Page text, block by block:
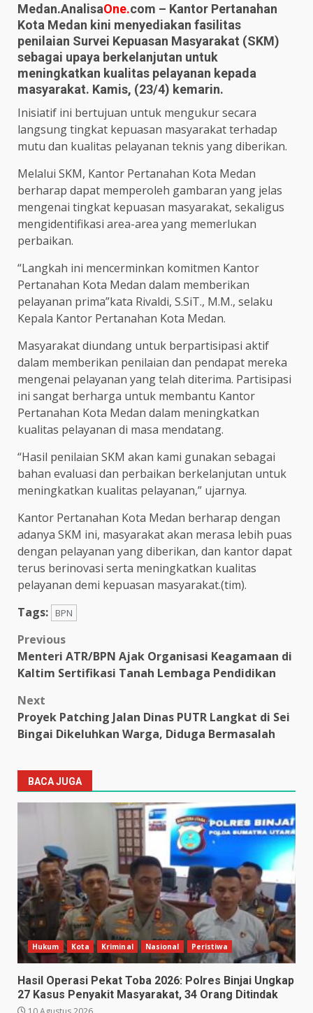
Medan.AnalisaOne.com – Kantor Pertanahan
Kota Medan kini menyediakan fasilitas
penilaian Survei Kepuasan Masyarakat (SKM)
sebagai upaya berkelanjutan untuk
meningkatkan kualitas pelayanan kepada
masyarakat. Kamis, (23/4) kemarin.
Inisiatif ini bertujuan untuk mengukur secara
langsung tingkat kepuasan masyarakat terhadap
mutu dan kualitas pelayanan teknis yang diberikan.
Melalui SKM, Kantor Pertanahan Kota Medan
berharap dapat memperoleh gambaran yang jelas
mengenai tingkat kepuasan masyarakat, sekaligus
mengidentifikasi area-area yang memerlukan
perbaikan.
“Langkah ini mencerminkan komitmen Kantor
Pertanahan Kota Medan dalam memberikan
pelayanan prima”kata Rivaldi, S.SiT., M.M., selaku
Kepala Kantor Pertanahan Kota Medan.
Masyarakat diundang untuk berpartisipasi aktif
dalam memberikan penilaian dan pendapat mereka
mengenai pelayanan yang telah diterima. Partisipasi
ini sangat berharga untuk membantu Kantor
Pertanahan Kota Medan dalam meningkatkan
kualitas pelayanan di masa mendatang.
“Hasil penilaian SKM akan kami gunakan sebagai
bahan evaluasi dan perbaikan berkelanjutan untuk
meningkatkan kualitas pelayanan,” ujarnya.
Kantor Pertanahan Kota Medan berharap dengan
adanya SKM ini, masyarakat akan merasa lebih puas
dengan pelayanan yang diberikan, dan kantor dapat
terus berinovasi serta meningkatkan kualitas
pelayanan demi kepuasan masyarakat.(tim).
Tags:
BPN
Post
navigation
Previous
Menteri ATR/BPN Ajak Organisasi Keagamaan di
Kaltim Sertifikasi Tanah Lembaga Pendidikan
Next
Proyek Patching Jalan Dinas PUTR Langkat di Sei
Bingai Dikeluhkan Warga, Diduga Bermasalah
BACA JUGA
Hukum Kota Kriminal Nasional Peristiwa
Hasil Operasi Pekat Toba 2026: Polres Binjai Ungkap
27 Kasus Penyakit Masyarakat, 34 Orang Ditindak